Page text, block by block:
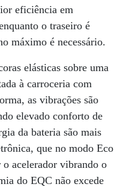
eficiência em
o traseiro é
máximo é necessário.
elásticas sobre uma
à carroceria com
as vibrações são
elevado conforto de
da bateria são mais
que no modo Eco
acelerador vibrando o
do EQC não excede